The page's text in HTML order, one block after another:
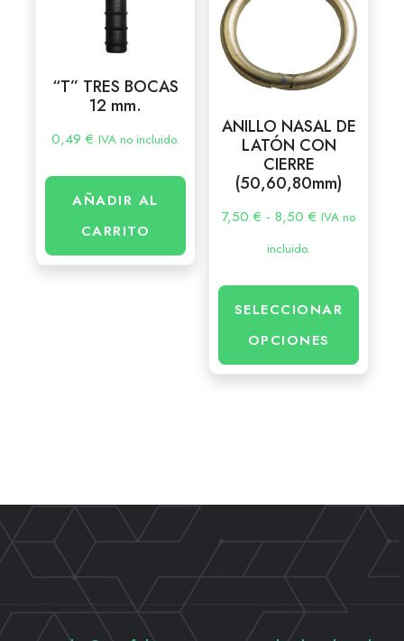
“T” TRES BOCAS
12 mm.
0,49 € IVA no incluido.
AÑADIR AL
CARRITO
ANILLO NASAL DE
LATÓN CON
CIERRE
(50,60,80mm)
7,50€ - 8,50€ IVA no
incluido.
SELECCIONAR
OPCIONES